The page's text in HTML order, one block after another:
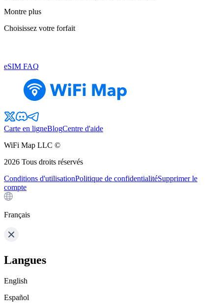
Montre plus
Choisissez votre forfait
eSIM FAQ
Carte en ligneBlogCentre d'aide
WiFi Map LLC ©
2026 Tous droits réservés
Conditions d'utilisationPolitique de confidentialitéSupprimer le
compte
Français
Langues
English
Español